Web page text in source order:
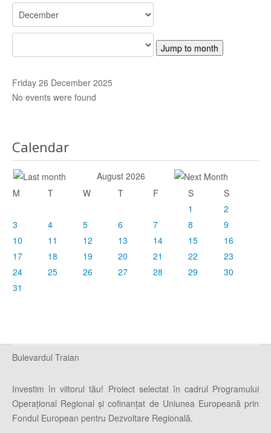
Centre de promovare
retea nationala de informare
HARTA C.N.I.P.T
trimiteti un mesaj
Jump to month
Friday 26 December 2025
No events were found
Calendar
August 2026
M
T W T F S
S
1
2
3
4 5 6 7 8
9
10
11 12 13 14 15
16
17
18 19 20 21 22
23
24
25 26 27 28 29
30
31
Bulevardul Traian
Investim în viitorul tău! Proiect selectat în cadrul Programului
Operaţional Regional şi cofinanţat de Uniunea Europeană prin
Fondul European pentru Dezvoltare Regională.